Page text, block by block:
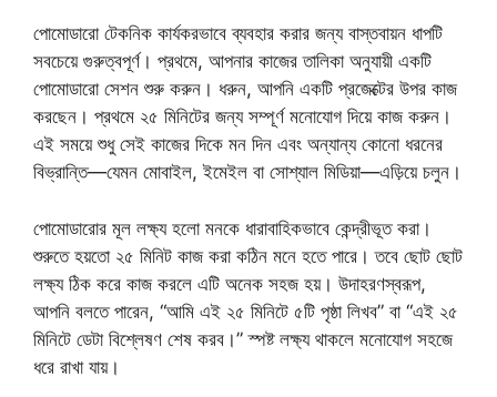
পোমোডারো টেকনিক কার্যকরভাবে ব্যবহার করার জন্য বাস্তবায়ন ধাপটি
সবচেয়ে গুরুত্বপূর্ণ। প্রথমে, আপনার কাজের তালিকা অনুযায়ী একটি
পোমোডারো সেশন শুরু করুন। ধরুন, আপনি একটি প্রজেক্টের উপর কাজ
করছেন। প্রথমে ২৫ মিনিটের জন্য সম্পূর্ণ মনোযোগ দিয়ে কাজ করুন।
এই সময়ে শুধু সেই কাজের দিকে মন দিন এবং অন্যান্য কোনো ধরনের
বিভ্রান্তি—যেমন মোবাইল, ইমেইল বা সোশ্যাল মিডিয়া—এড়িয়ে চলুন।
পোমোডারোর মূল লক্ষ্য হলো মনকে ধারাবাহিকভাবে কেন্দ্রীভূত করা।
শুরুতে হয়তো ২৫ মিনিট কাজ করা কঠিন মনে হতে পারে। তবে ছোট ছোট
লক্ষ্য ঠিক করে কাজ করলে এটি অনেক সহজ হয়। উদাহরণস্বরূপ,
আপনি বলতে পারেন, “আমি এই ২৫ মিনিটে ৫টি পৃষ্ঠা লিখব” বা “এই ২৫
মিনিটে ডেটা বিশ্লেষণ শেষ করব।” স্পষ্ট লক্ষ্য থাকলে মনোযোগ সহজে
ধরে রাখা যায়।